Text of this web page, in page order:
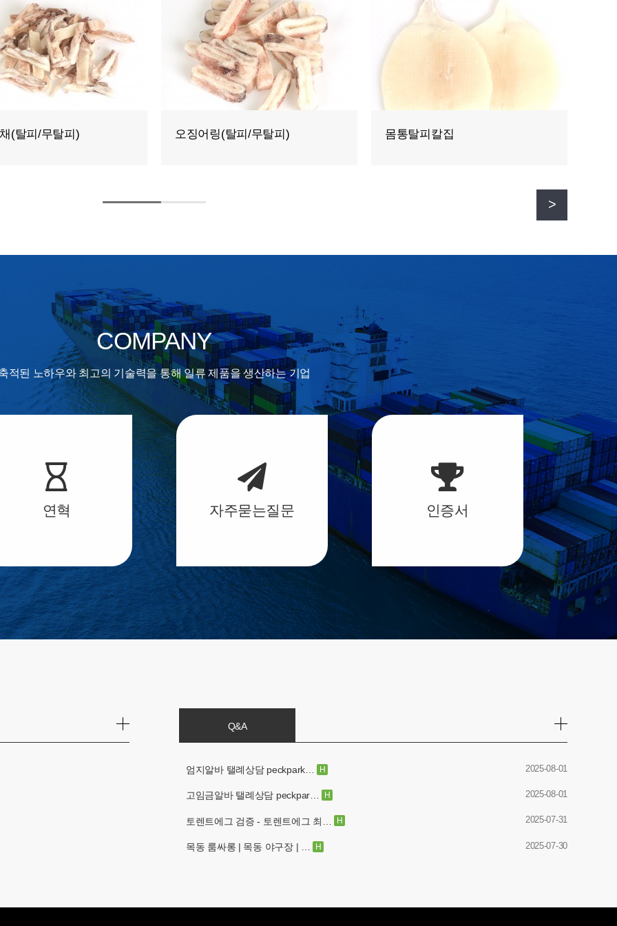
칼집 몸통채 (탈피/무탈피) 오징어할복(탈피/무탈피)
COMPANY
적된 노하우와 최고의 기술력을 통해일류 제품을 생산하는 기업
연혁 자주묻는질문 인증서
Q&A
엄지알바 탤례상담 peckpark… H 2025-08-01
고임금알바 탤례상담 peckpar… H 2025-08-01
토렌트에그 검증 - 토렌트에그 최… H 2025-07-31
목동 룸싸롱 | 목동 야구장 | … H 2025-07-30